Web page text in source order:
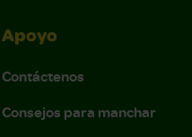
Apoyo
Contáctenos
Consejos para manchar